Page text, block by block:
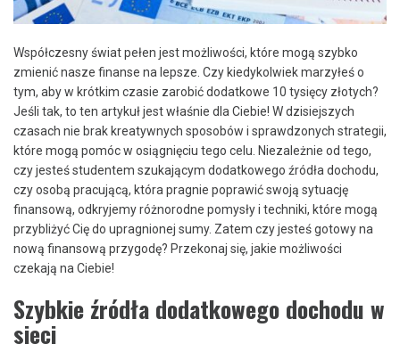
Współczesny świat‍ pełen jest‌ możliwości, które ‍mogą szybko⁤
zmienić nasze finanse na lepsze.⁢ Czy ‍kiedykolwiek marzyłeś o
tym, aby w​ krótkim czasie zarobić dodatkowe 10 tysięcy złotych?
Jeśli tak, to ten artykuł jest właśnie dla Ciebie! W dzisiejszych
czasach nie brak kreatywnych sposobów i sprawdzonych strategii,
które mogą pomóc w osiągnięciu tego celu. Niezależnie od tego,
czy jesteś studentem szukającym dodatkowego źródła dochodu,
czy osobą pracującą, która pragnie poprawić⁤ swoją sytuację ​
finansową, odkryjemy różnorodne pomysły i techniki,‌ które mogą
przybliżyć Cię do upragnionej ⁣sumy.⁣ Zatem czy jesteś gotowy na
nową finansową przygodę? Przekonaj się, jakie możliwości
czekają ​na Ciebie!
Szybkie źródła dodatkowego​ dochodu w
sieci